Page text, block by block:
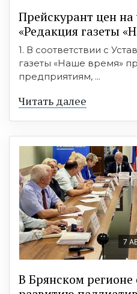
Прейскурант цен на
«Редакция газеты
1. В соответствии с
газеты «Наше время»
предприятиям, ...
Читать далее
7
В Брянском